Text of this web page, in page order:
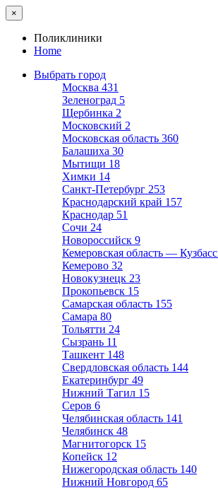
×
Поликлиники
Home
Выбрать город
Москва 431
Зеленоград 5
Щербинка 2
Московский 2
Московская область 360
Балашиха 30
Мытищи 18
Химки 14
Санкт-Петербург 253
Краснодарский край 157
Краснодар 51
Сочи 24
Новороссийск 9
Кемеровская область — Кузбасс
Кемерово 32
Новокузнецк 23
Прокопьевск 15
Самарская область 155
Самара 80
Тольятти 24
Сызрань 11
Ташкент 148
Свердловская область 144
Екатеринбург 49
Нижний Тагил 15
Серов 6
Челябинская область 141
Челябинск 48
Магнитогорск 15
Копейск 12
Нижегородская область 140
Нижний Новгород 65